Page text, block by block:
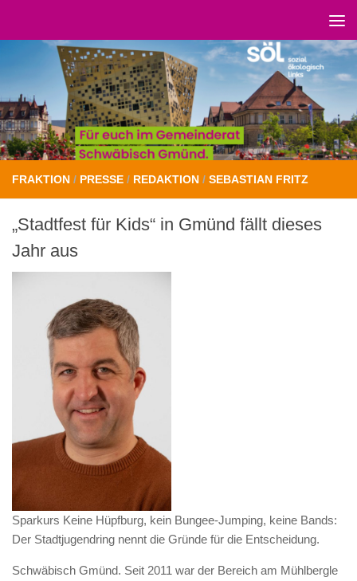
FRAKTION / PRESSE / REDAKTION / SEBASTIAN FRITZ
„Stadtfest für Kids“ in Gmünd fällt dieses
Jahr aus
Sparkurs Keine Hüpfburg, kein Bungee-Jumping, keine Bands:
Der Stadtjugendring nennt die Gründe für die Entscheidung.
Schwäbisch Gmünd. Seit 2011 war der Bereich am Mühlbergle